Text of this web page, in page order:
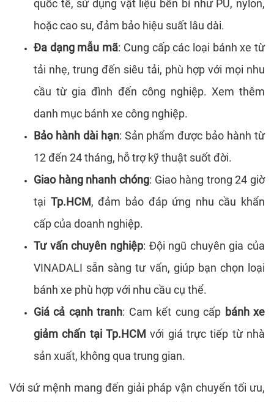
quốc tế, sử dụng vật liệu bền bỉ như PU, nylon,
hoặc cao su, đảm bảo hiệu suất lâu dài.
Đa dạng mẫu mã: Cung cấp các loại bánh xe từ
tải nhẹ, trung đến siêu tải, phù hợp với mọi nhu
cầu từ gia đình đến công nghiệp. Xem thêm
danh mục bánh xe công nghiệp.
Bảo hành dài hạn: Sản phẩm được bảo hành từ
12 đến 24 tháng, hỗ trợ kỹ thuật suốt đời.
Giao hàng nhanh chóng: Giao hàng trong 24 giờ
tại Tp.HCM, đảm bảo đáp ứng nhu cầu khẩn
cấp của doanh nghiệp.
Tư vấn chuyên nghiệp: Đội ngũ chuyên gia của
VINADALI sẵn sàng tư vấn, giúp bạn chọn loại
bánh xe phù hợp với nhu cầu cụ thể.
Giá cả cạnh tranh: Cam kết cung cấp bánh xe
giảm chấn tại Tp.HCM với giá trực tiếp từ nhà
sản xuất, không qua trung gian.
Với sứ mệnh mang đến giải pháp vận chuyển tối ưu,